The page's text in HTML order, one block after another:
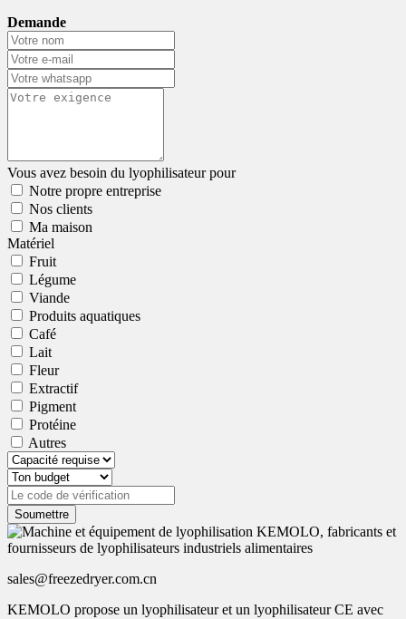
Demande
Vous avez besoin du lyophilisateur pour
Notre propre entreprise
Nos clients
Ma maison
Matériel
Fruit
Légume
Viande
Produits aquatiques
Café
Lait
Fleur
Extractif
Pigment
Protéine
Autres
Soumettre
sales@freezedryer.com.cn
KEMOLO propose un lyophilisateur et un lyophilisateur CE avec